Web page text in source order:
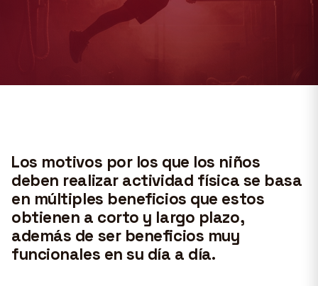
Los motivos por los que los niños
deben realizar actividad física se basa
en múltiples beneficios que estos
obtienen a corto y largo plazo,
además de ser beneficios muy
funcionales en su día a día.